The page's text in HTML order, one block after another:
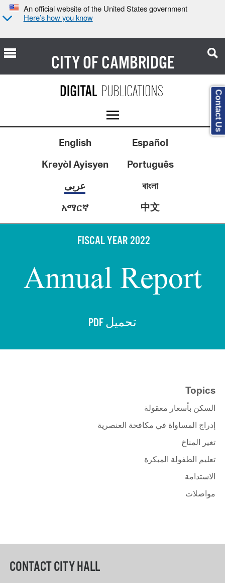
An official website of the United States government
Here’s how you know
CITY OFCAMBRIDGE
English
Español
Kreyòl Ayisyen
Português
عربى
বাংলা
አማርኛ
中文
FISCAL YEAR 2022
تحميل PDF
Topics
السكن بأسعار معقولة
إدراج المساواة في مكافحة العنصرية
تغير المناخ
تعليم الطفولة المبكرة
الاستدامة
مواصلات
CONTACT CITY HALL
Contact Us